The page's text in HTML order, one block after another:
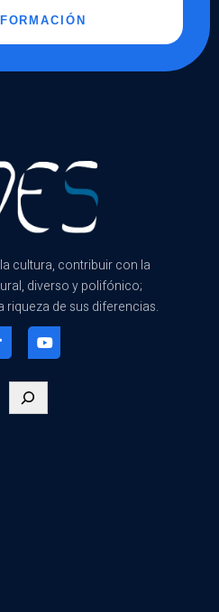
cultura, contribuir con la
diverso y polifónico;
de sus diferencias.